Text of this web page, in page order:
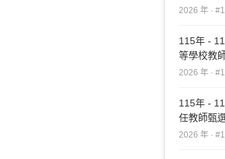
2026 年 ·
115年 -
等學校教
2026 年 ·
115年 -
任教師甄
2026 年 ·